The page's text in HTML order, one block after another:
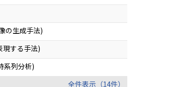
の生成手法)
現する手法)
系列分析)
全件表示（14件）